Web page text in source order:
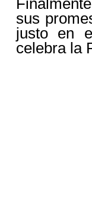
sus
justo en
celebra la